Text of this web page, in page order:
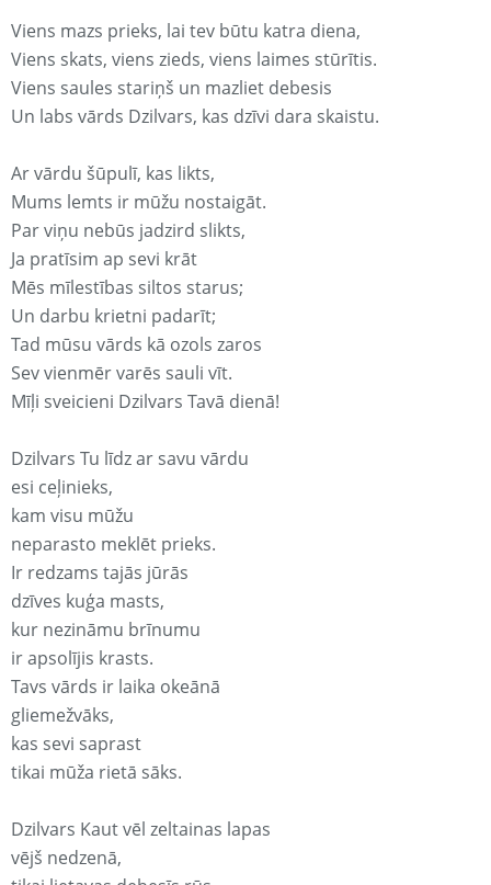
Viens mazs prieks, lai tev būtu katra diena,
Viens skats, viens zieds, viens laimes stūrītis.
Viens saules stariņš un mazliet debesis
Un labs vārds Dzilvars, kas dzīvi dara skaistu.
Ar vārdu šūpulī, kas likts,
Mums lemts ir mūžu nostaigāt.
Par viņu nebūs jadzird slikts,
Ja pratīsim ap sevi krāt
Mēs mīlestības siltos starus;
Un darbu krietni padarīt;
Tad mūsu vārds kā ozols zaros
Sev vienmēr varēs sauli vīt.
Mīļi sveicieni Dzilvars Tavā dienā!
Dzilvars Tu līdz ar savu vārdu
esi ceļinieks,
kam visu mūžu
neparasto meklēt prieks.
Ir redzams tajās jūrās
dzīves kuģa masts,
kur nezināmu brīnumu
ir apsolījis krasts.
Tavs vārds ir laika okeānā
gliemežvāks,
kas sevi saprast
tikai mūža rietā sāks.
Dzilvars Kaut vēl zeltainas lapas
vējš nedzenā,